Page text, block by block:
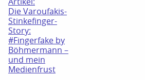
Artikel:
Die Varoufakis-
Stinkefinger-
Story:
#Fingerfake by
Böhmermann –
und mein
Medienfrust